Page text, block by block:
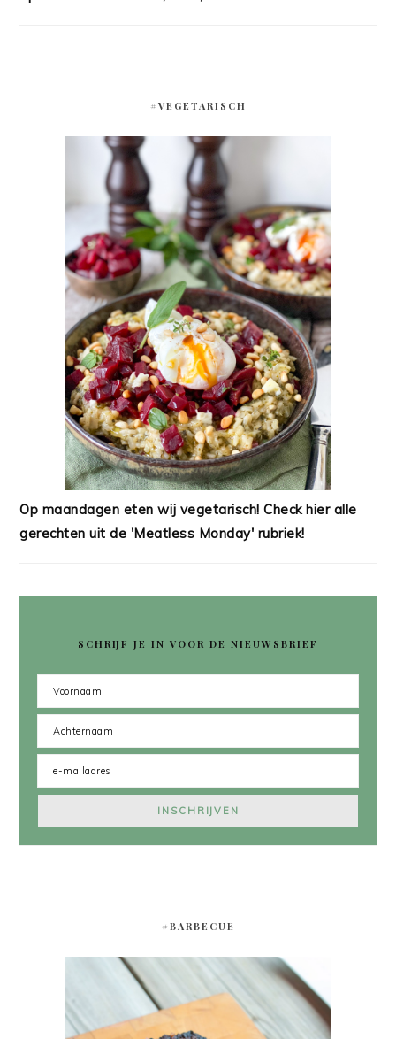
#VEGETARISCH
Op maandagen eten wij vegetarisch! Check hier alle
gerechten uit de 'Meatless Monday' rubriek!
SCHRIJF JE IN VOOR DE NIEUWSBRIEF
#BARBECUE